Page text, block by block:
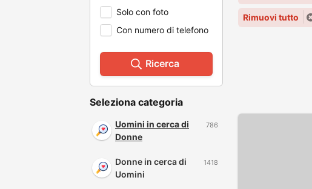
Solo con foto
Con numero di telefono
Ricerca
Seleziona categoria
Uomini in cerca di
Donne
786
Donne in cerca di
Uomini
1418
Rimuovi tutto